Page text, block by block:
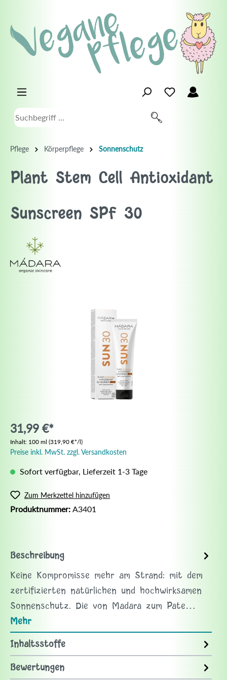
Pflege Körperpflege Sonnenschutz
Plant Stem Cell Antioxidant
Sunscreen SPF 30
31,99 €*
Inhalt: 100 ml (319,90 €*/l)
Preise inkl. MwSt. zzgl. Versandkosten
Sofort verfügbar, Lieferzeit 1-3 Tage
Zum Merkzettel hinzufügen
Produktnummer: A3401
Beschreibung
Keine Kompromisse mehr am Strand: mit dem
zertifizierten natürlichen und hochwirksamen
Sonnenschutz. Die von Madara zum Pate…
Mehr
Inhaltsstoffe
Bewertungen